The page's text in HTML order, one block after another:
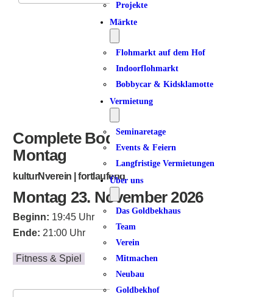
Projekte
Märkte
Flohmarkt auf dem Hof
Indoorflohmarkt
Bobbycar & Kidsklamotte
Vermietung
Seminaretage
Events & Feiern
Langfristige Vermietungen
Über uns
Das Goldbekhaus
Team
Verein
Mitmachen
Neubau
Goldbekhof
ICS herunterladen
Google Kalender
iCalendarOffice 365
Complete Bodyworkout am
Montag
kulturNverein | fortlaufend
Montag 23. November 2026
Beginn: 19:45 Uhr
Ende: 21:00 Uhr
Fitness & Spiel